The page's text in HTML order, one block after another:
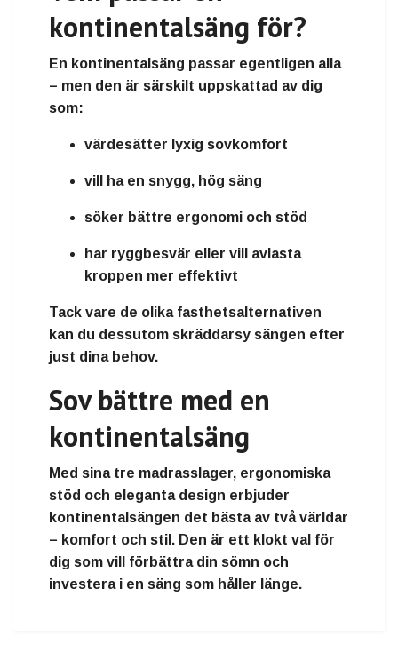
kontinentalsäng för?
En kontinentalsäng passar egentligen alla
– men den är särskilt uppskattad av dig
som:
värdesätter lyxig sovkomfort
vill ha en snygg, hög säng
söker bättre ergonomi och stöd
har ryggbesvär eller vill avlasta
kroppen mer effektivt
Tack vare de olika fasthetsalternativen
kan du dessutom skräddarsy sängen efter
just dina behov.
Sov bättre med en
kontinentalsäng
Med sina tre madrasslager, ergonomiska
stöd och eleganta design erbjuder
kontinentalsängen det bästa av två världar
– komfort och stil . Den är ett klokt val för
dig som vill förbättra din sömn och
investera i en säng som håller länge.